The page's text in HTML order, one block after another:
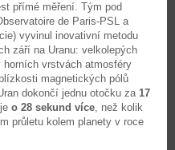
přímé měření. Tým pod
de Paris-PSL a
vyvinul inovativní metodu
září na Uranu: velkolepých
vrstvách atmosféry
magnetických pólů
dokončí jednu otočku za17
o 28 sekund více, než kolik
průletu kolem planety v roce